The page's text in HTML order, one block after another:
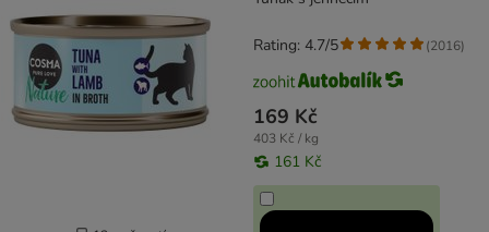
169 Kč
403 Kč / kg
161 Kč
Rating: 4.7/5 (2016)